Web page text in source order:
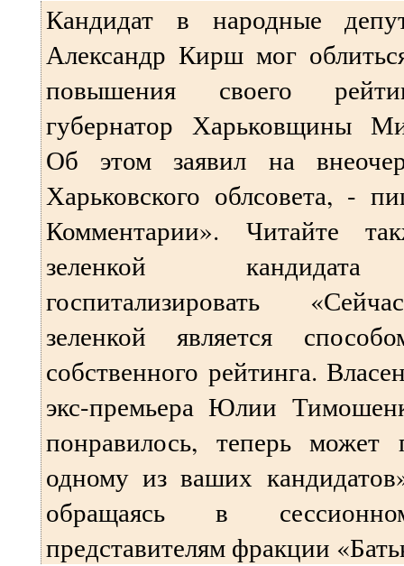
Кандидат в народные
Александр Кирш мог
повышения своего
губернатор Харьковщины
Об этом заявил на
Харьковского облсовета, -
Комментарии». Читайте
зеленкой
госпитализировать
зеленкой является
собственного рейтинга.
экс-премьера Юлии
понравилось, теперь может
одному из ваших
обращаясь в
представителям фракции